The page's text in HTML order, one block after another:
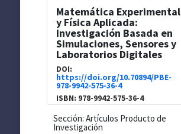
Matemática Experimental
y Física Aplicada:
Investigación Basada en
Simulaciones, Sensores y
Laboratorios Digitales
DOI:
https://doi.org/10.70894/PBE-
978-9942-575-36-4
ISBN: 978-9942-575-36-4
Sección: Artículos Producto de
Investigación